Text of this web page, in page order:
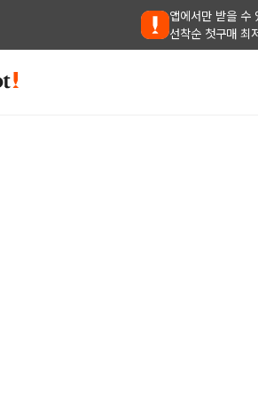
앱에서만 받을 수
선착순 첫구매 최